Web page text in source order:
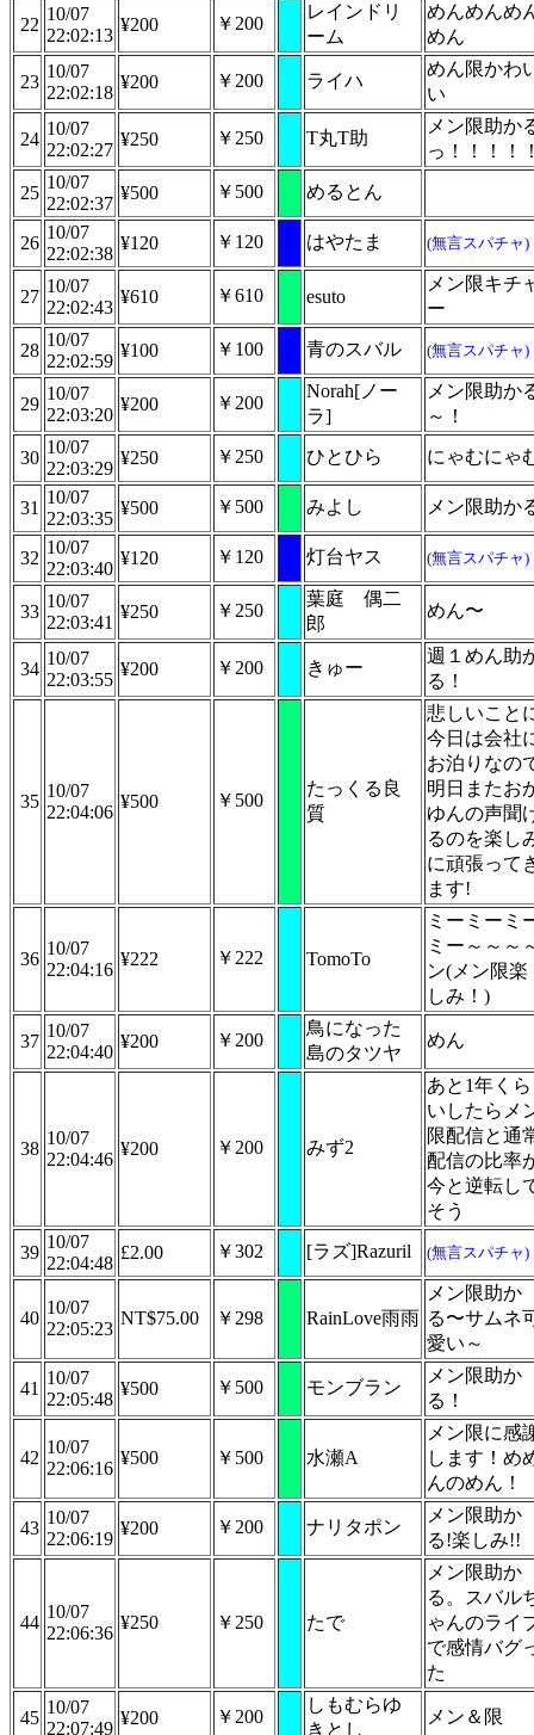
22
10/07
22:02:13
¥200 ￥200
レインドリ
ーム
めんめんめ
めん
23
10/07
22:02:18
¥200 ￥200 ライハ
めん限かわ
い
24
10/07
22:02:27
¥250 ￥250 T丸T助
メン限助か
っ！！！！
25
10/07
22:02:37
¥500 ￥500 めるとん
26
10/07
22:02:38
¥120 ￥120 はやたま (無言スパチャ)
27
10/07
22:02:43
¥610 ￥610 esuto
メン限キチ
ー
28
10/07
22:02:59
¥100 ￥100 青のスバル (無言スパチャ)
29
10/07
22:03:20
¥200 ￥200
Norah[ノー
ラ]
メン限助か
～！
30
10/07
22:03:29
¥250 ￥250 ひとひら にゃむにゃ
31
10/07
22:03:35
¥500 ￥500 みよし メン限助か
32
10/07
22:03:40
¥120 ￥120 灯台ヤス (無言スパチャ)
33
10/07
22:03:41
¥250 ￥250
葉庭 偶二
郎
めん〜
34
10/07
22:03:55
¥200 ￥200 きゅー
週１めん助
る！
35
10/07
22:04:06
¥500 ￥500
たっくる良
質
悲しいこと
今日は会社
お泊りなの
明日またお
ゆんの声聞
るのを楽し
に頑張って
ます!
36
10/07
22:04:16
¥222 ￥222 TomoTo
ミーミーミ
ミー～～～
ン(メン限楽
しみ！)
37
10/07
22:04:40
¥200 ￥200
鳥になった
島のタツヤ
めん
38
10/07
22:04:46
¥200 ￥200 みず2
あと1年くら
いしたらメ
限配信と通
配信の比率
今と逆転し
そう
39
10/07
22:04:48
£2.00 ￥302 [ラズ]Razuril (無言スパチャ)
40
10/07
22:05:23
NT$75.00 ￥298 RainLove雨雨
メン限助か
る〜サムネ
愛い～
41
10/07
22:05:48
¥500 ￥500 モンブラン
メン限助か
る！
42
10/07
22:06:16
¥500 ￥500 水瀬A
メン限に感
します！め
んのめん！
43
10/07
22:06:19
¥200 ￥200 ナリタポン
メン限助か
る!楽しみ!!
44
10/07
22:06:36
¥250 ￥250 たで
メン限助か
る。スバル
ゃんのライ
で感情バグ
た
45
10/07
22:07:49
¥200 ￥200
しもむらゆ
きとし
メン＆限